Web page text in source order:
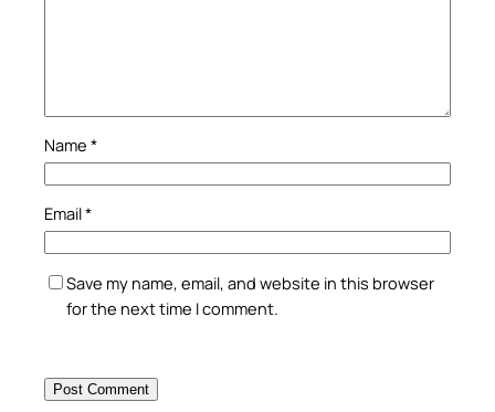
Name *
Email*
Save my name, email, and website in this browser
for the next time I comment.